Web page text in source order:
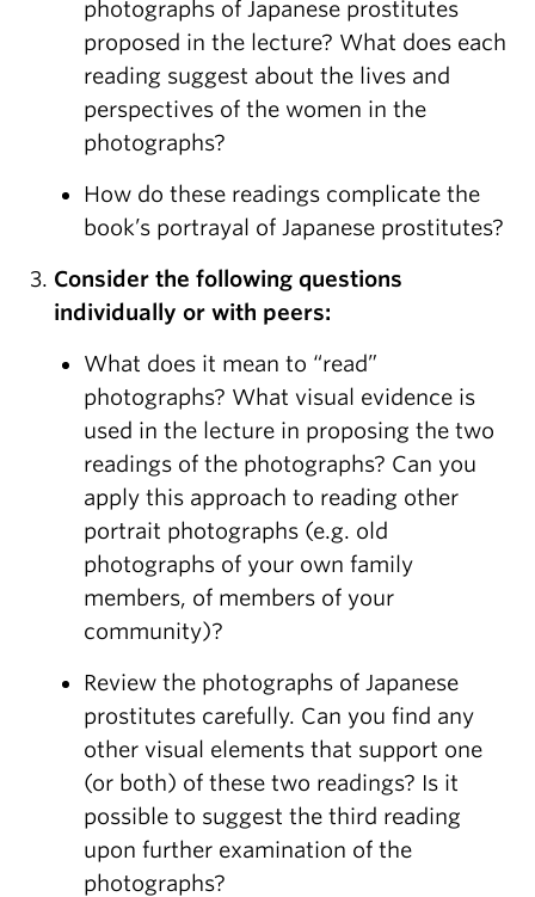
photographs of Japanese prostitutes
proposed in the lecture? What does each
reading suggest about the lives and
perspectives of the women in the
photographs?
How do these readings complicate the
book’s portrayal of Japanese prostitutes?
Consider the following questions
individually or with peers:
What does it mean to “read”
photographs? What visual evidence is
used in the lecture in proposing the two
readings of the photographs? Can you
apply this approach to reading other
portrait photographs (e.g. old
photographs of your own family
members, of members of your
community)?
Review the photographs of Japanese
prostitutes carefully. Can you find any
other visual elements that support one
(or both) of these two readings? Is it
possible to suggest the third reading
upon further examination of the
photographs?